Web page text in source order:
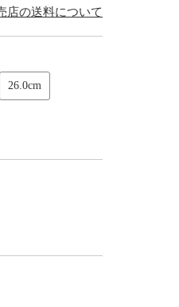
店の送料について
26.0cm